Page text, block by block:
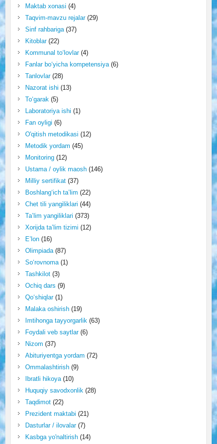
Maktab xonasi (4)
Taqvim-mavzu rejalar(29)
Sinf rahbariga(37)
Kitoblar(22)
Kommunal to‘lovlar(4)
Fanlar bo‘yicha kompetensiya(6)
Tanlovlar(28)
Nazorat ishi (13)
To‘garak (5)
Laboratoriya ishi (1)
Fan oyligi (6)
O'qitish metodikasi (12)
Metodik yordam (45)
Monitoring(12)
Ustama / oylik maosh(146)
Milliy sertifikat(37)
Boshlang‘ich ta’lim (22)
Chet tili yangiliklari (44)
Ta’lim yangiliklari (373)
Xorijda ta’lim tizimi (12)
E’lon(16)
Olimpiada(87)
So‘rovnoma(1)
Tashkilot(3)
Ochiq dars (9)
Qo‘shiqlar(1)
Malaka oshirish(19)
Imtihonga tayyorgarlik (63)
Foydali veb saytlar(6)
Nizom (37)
Abituriyentga yordam (72)
Ommalashtirish(9)
Ibratli hikoya(10)
Huquqiy savodxonlik (28)
Taqdimot(22)
Prezident maktabi (21)
Dasturlar / ilovalar(7)
Kasbga yo'naltirish(14)